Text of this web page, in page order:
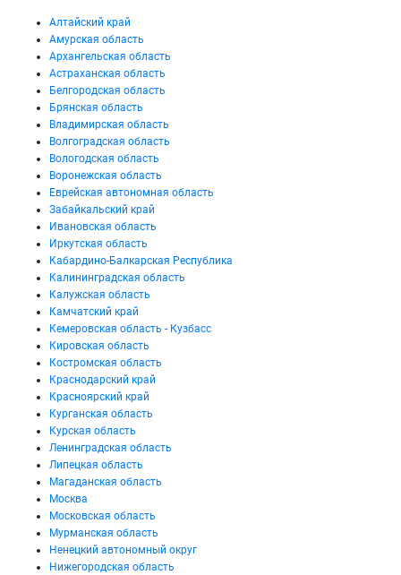
Алтайский край
Амурская область
Архангельская область
Астраханская область
Белгородская область
Брянская область
Владимирская область
Волгоградская область
Вологодская область
Воронежская область
Еврейская автономная область
Забайкальский край
Ивановская область
Иркутская область
Кабардино-Балкарская Республика
Калининградская область
Калужская область
Камчатский край
Кемеровская область - Кузбасс
Кировская область
Костромская область
Краснодарский край
Красноярский край
Курганская область
Курская область
Ленинградская область
Липецкая область
Магаданская область
Москва
Московская область
Мурманская область
Ненецкий автономный округ
Нижегородская область